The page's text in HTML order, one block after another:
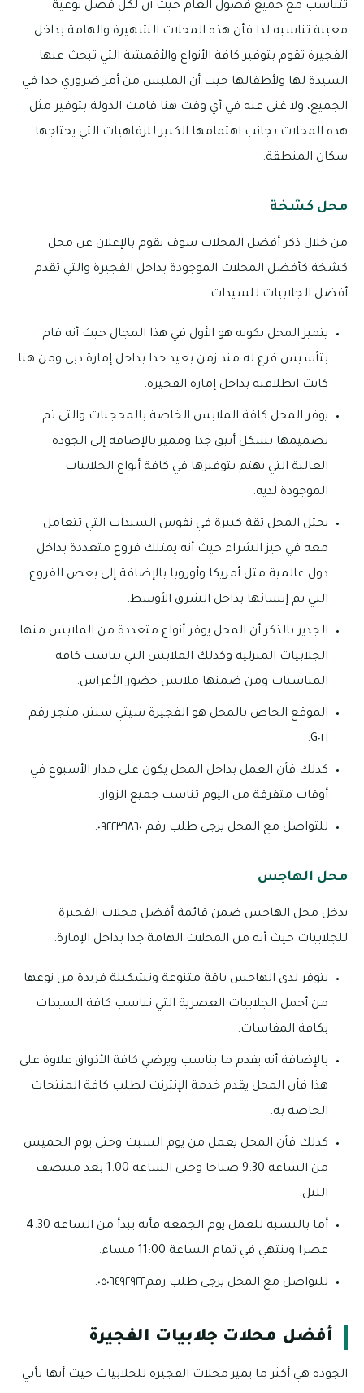
تتناسب مع جميع فصول العام حيث أن لكل فصل نوعية
معينة تناسبه لذا فأن هذه المحلات الشهيرة والهامة بداخل
الفجيرة تقوم بتوفير كافة الأنواع والأقمشة التي تبحث عنها
السيدة لها ولأطفالها حيث أن الملبس من أمر ضروري جدا في
الجميع، ولا غنى عنه في أي وقت هنا قامت الدولة بتوفير مثل
هذه المحلات بجانب اهتمامها الكبير للرفاهيات التي يحتاجها
سكان المنطقة.
محل كشخة
من خلال ذكر أفضل المحلات سوف نقوم بالإعلان عن محل
كشخة كأفضل المحلات الموجودة بداخل الفجيرة والتي تقدم
أفضل الجلابيات للسيدات.
يتميز المحل بكونه هو الأول في هذا المجال حيث أنه قام
بتأسيس فرع له منذ زمن بعيد جدا بداخل إمارة دبي ومن هنا
كانت انطلاقته بداخل إمارة الفجيرة.
يوفر المحل كافة الملابس الخاصة بالمحجبات والتي تم
تصميمها بشكل أنيق جدا ومميز بالإضافة إلى الجودة
العالية التي يهتم بتوفيرها في كافة أنواع الجلابيات
الموجودة لديه.
يحتل المحل ثقة كبيرة في نفوس السيدات التي تتعامل
معه في حيز الشراء حيث أنه يمتلك فروع متعددة بداخل
دول عالمية مثل أمريكا وأوروبا بالإضافة إلى بعض الفروع
التي تم إنشائها بداخل الشرق الأوسط.
الجدير بالذكر أن المحل يوفر أنواع متعددة من الملابس منها
الجلابيات المنزلية وكذلك الملابس التي تناسب كافة
المناسبات ومن ضمنها ملابس حضور الأعراس.
الموقع الخاص بالمحل هو الفجيرة سيتي سنتر، متجر رقم
G٠٢١.
كذلك فأن العمل بداخل المحل يكون على مدار الأسبوع في
أوقات متفرقة من اليوم تناسب جميع الزوار.
للتواصل مع المحل يرجى طلب رقم ٠٩٢٢٣٦٨٦٠.
محل الهاجس
يدخل محل الهاجس ضمن قائمة أفضل محلات الفجيرة
للجلابيات حيث أنه من المحلات الهامة جدا بداخل الإمارة.
يتوفر لدى الهاجس باقة متنوعة وتشكيلة فريدة من نوعها
من أجمل الجلابيات العصرية التي تناسب كافة السيدات
بكافة المقاسات.
بالإضافة أنه يقدم ما يناسب ويرضي كافة الأذواق علاوة على
هذا فأن المحل يقدم خدمة الإنترنت لطلب كافة المنتجات
الخاصة به.
كذلك فأن المحل يعمل من يوم السبت وحتى يوم الخميس
من الساعة 9:30 صباحا وحتى الساعة 1:00 بعد منتصف
الليل.
أما بالنسبة للعمل يوم الجمعة فأنه يبدأ من الساعة 4:30
عصرا وينتهي في تمام الساعة 11:00 مساء.
للتواصل مع المحل يرجى طلب رقم٠٥٠٦٤٩٢٩٢٢.
أفضل محلات جلابيات الفجيرة
الجودة هي أكثر ما يميز محلات الفجيرة للجلابيات حيث أنها تأتي